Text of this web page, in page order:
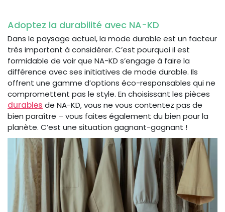
Adoptez la durabilité avec NA-KD
Dans le paysage actuel, la mode durable est un facteur
très important à considérer. C’est pourquoi il est
formidable de voir que NA-KD s’engage à faire la
différence avec ses initiatives de mode durable. Ils
offrent une gamme d’options éco-responsables qui ne
compromettent pas le style. En choisissant les pièces
durables de NA-KD, vous ne vous contentez pas de
bien paraître – vous faites également du bien pour la
planète. C’est une situation gagnant-gagnant !